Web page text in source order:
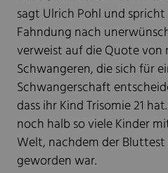
sagt Ulrich Pohl und
Fahndung nach
verweist auf die Quote von
Schwangeren, die sich für
Schwangerschaft
dass ihr Kind Trisomie 21
noch halb so viele Kinder
Welt, nachdem der Bluttest
geworden war.